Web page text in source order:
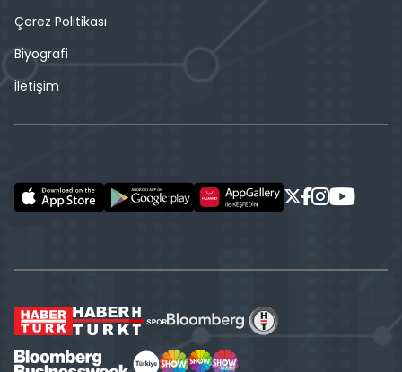
Çerez Politikası
Biyografi
İletişim